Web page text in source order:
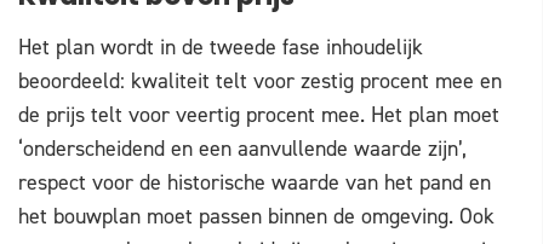
Het plan wordt in de tweede fase inhoudelijk
beoordeeld: kwaliteit telt voor zestig procent mee en
de prijs telt voor veertig procent mee. Het plan moet
‘onderscheidend en een aanvullende waarde zijn’,
respect voor de historische waarde van het pand en
het bouwplan moet passen binnen de omgeving. Ook